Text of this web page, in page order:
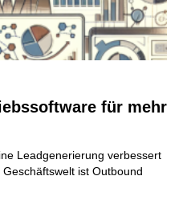
für mehr
Leadgenerierung verbessert
ist Outbound